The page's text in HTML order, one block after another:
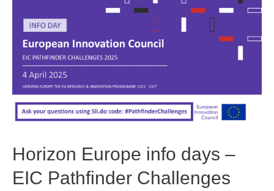
Horizon Europe info days –
EIC Pathfinder Challenges